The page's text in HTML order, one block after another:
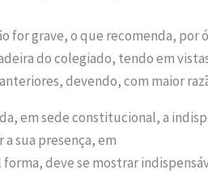
grave, o que recomenda, por
do colegiado, tendo em
devendo, com maior
em sede constitucional, a
sua presença, em
forma, deve se mostrar